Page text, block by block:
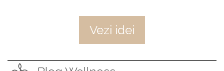
Vezi idei